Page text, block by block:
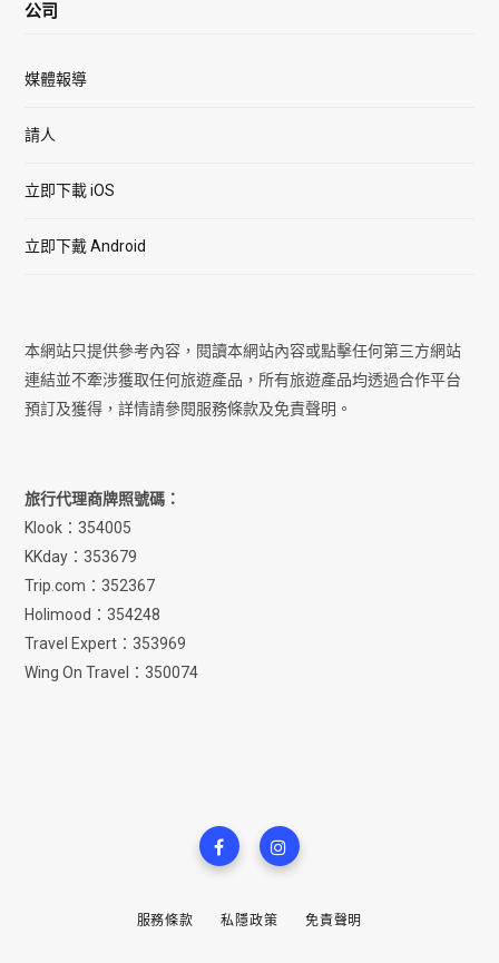
公司
媒體報導
請人
立即下載 iOS
立即下戴 Android
本網站只提供參考內容，閱讀本網站內容或點擊任何第三方網站
連結並不牽涉獲取任何旅遊產品，所有旅遊產品均透過合作平台
預訂及獲得，詳情請參閱服務條款及免責聲明。
旅行代理商牌照號碼：
Klook：354005
KKday：353679
Trip.com：352367
Holimood：354248
Travel Expert：353969
Wing On Travel：350074
服務條款 私隱政策 免責聲明